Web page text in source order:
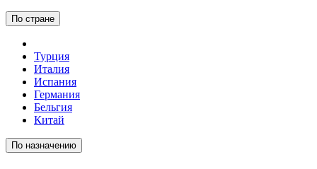
По стране
Турция
Италия
Испания
Германия
Бельгия
Китай
По назначению